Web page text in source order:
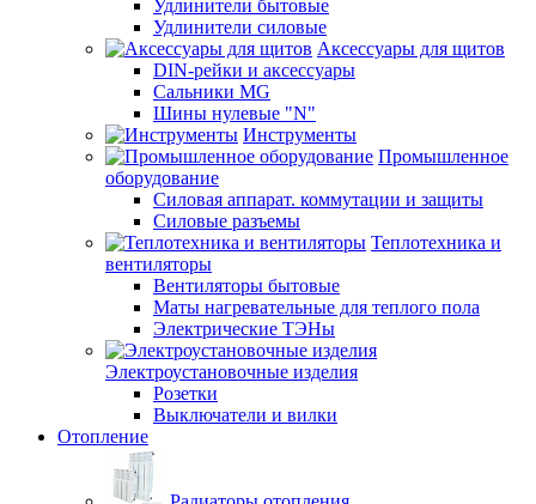
Удлинители бытовые
Удлинители силовые
Аксессуары для щитов
DIN-рейки и аксессуары
Сальники MG
Шины нулевые "N"
Инструменты
Промышленное
оборудование
Силовая аппарат. коммутации и защиты
Силовые разъемы
Теплотехника и
вентиляторы
Вентиляторы бытовые
Маты нагревательные для теплого пола
Электрические ТЭНы
Электроустановочные изделия
Розетки
Выключатели и вилки
Отопление